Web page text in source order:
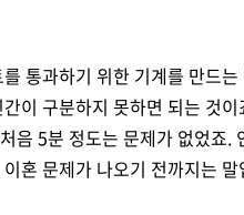
통과하기 위한 기계를 만드
이 구분하지 못하면 되는 것
음 5분 정도는 문제가 없었죠.
혼 문제가 나오기 전까지는 말